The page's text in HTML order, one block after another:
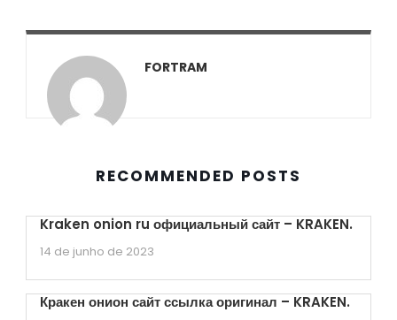
FORTRAM
RECOMMENDED POSTS
Kraken onion ru официальный сайт – KRAKEN.
14 de junho de 2023
Кракен онион сайт ссылка оригинал – KRAKEN.